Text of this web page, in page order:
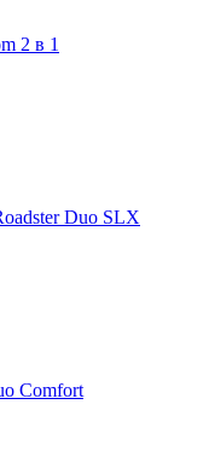
2 в 1
Duo SLX
Comfort